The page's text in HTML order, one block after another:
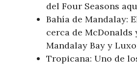
del Four Seasons
Bahía de Mandalay:
cerca de McDonalds
Mandalay Bay y
Tropicana: Uno de